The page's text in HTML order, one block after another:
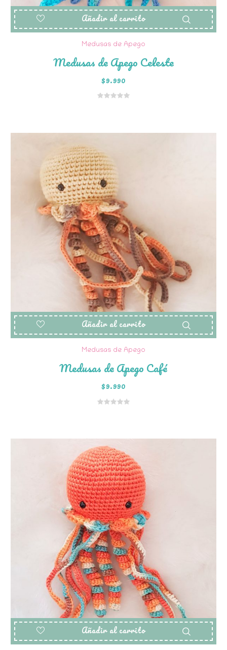
Añadir al carrito
Medusas de Apego
Medusas de Apego Celeste
$9.990
Añadir al carrito
Medusas de Apego
Medusas de Apego Café
$9.990
Añadir al carrito